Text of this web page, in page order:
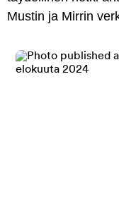
Mustin ja Mirrin